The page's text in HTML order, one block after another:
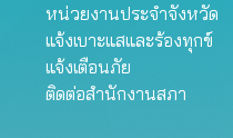
หน่วยงานประจำจังหวัด
แจ้งเบาะแสและร้องทุกข์
แจ้งเตือนภัย
ติดต่อสำนักงานสภา